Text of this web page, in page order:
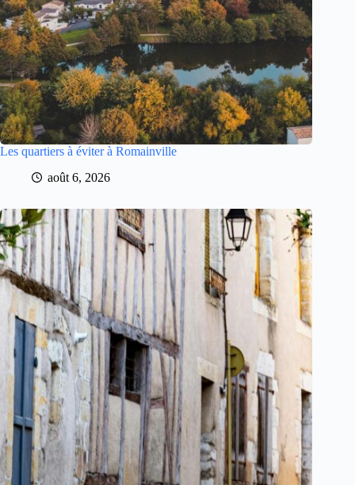
Les quartiers à éviter à Romainville
août 6, 2026